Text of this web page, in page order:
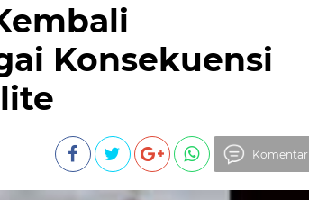
Konsekuensi
Komentar